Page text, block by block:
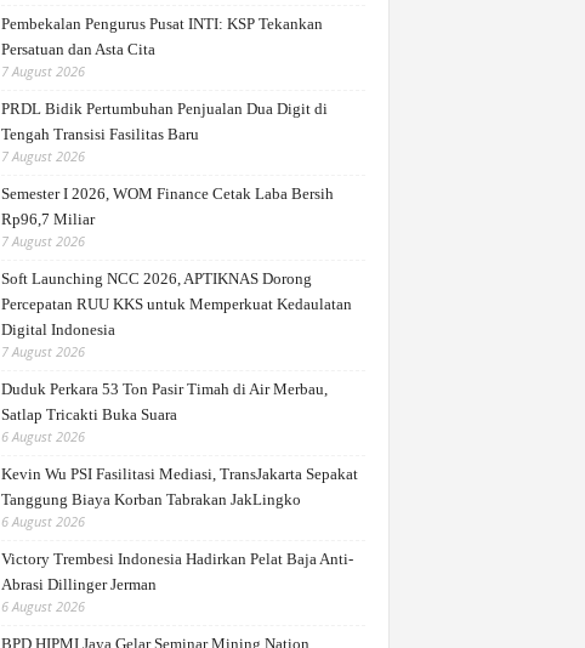
Pembekalan Pengurus Pusat INTI: KSP Tekankan
Persatuan dan Asta Cita
7 August 2026
PRDL Bidik Pertumbuhan Penjualan Dua Digit di
Tengah Transisi Fasilitas Baru
7 August 2026
Semester I 2026, WOM Finance Cetak Laba Bersih
Rp96,7 Miliar
7 August 2026
Soft Launching NCC 2026, APTIKNAS Dorong
Percepatan RUU KKS untuk Memperkuat Kedaulatan
Digital Indonesia
7 August 2026
Duduk Perkara 53 Ton Pasir Timah di Air Merbau,
Satlap Tricakti Buka Suara
6 August 2026
Kevin Wu PSI Fasilitasi Mediasi, TransJakarta Sepakat
Tanggung Biaya Korban Tabrakan JakLingko
6 August 2026
Victory Trembesi Indonesia Hadirkan Pelat Baja Anti-
Abrasi Dillinger Jerman
6 August 2026
BPD HIPMI Jaya Gelar Seminar Mining Nation